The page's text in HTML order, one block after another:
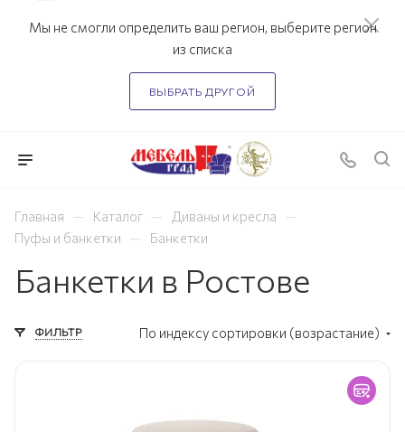
Мы не смогли определить ваш регион, выберите регион
из списка
ВЫБРАТЬ ДРУГОЙ
Главная — Каталог — Диваны и кресла —
Пуфы и банкетки — Банкетки
Банкетки в Ростове
ФИЛЬТР По индексу сортировки (возрастание)